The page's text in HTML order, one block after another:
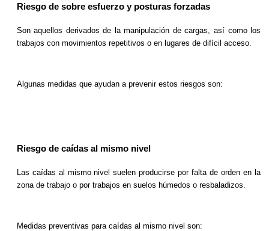
Riesgo de sobre esfuerzo y posturas forzadas
Son aquellos derivados de la manipulación de cargas, así como los
trabajos con movimientos repetitivos o en lugares de difícil acceso.
Algunas medidas que ayudan a prevenir estos riesgos son:
Riesgo de caídas al mismo nivel
Las caídas al mismo nivel suelen producirse por falta de orden en la
zona de trabajo o por trabajos en suelos húmedos o resbaladizos.
Medidas preventivas para caídas al mismo nivel son: